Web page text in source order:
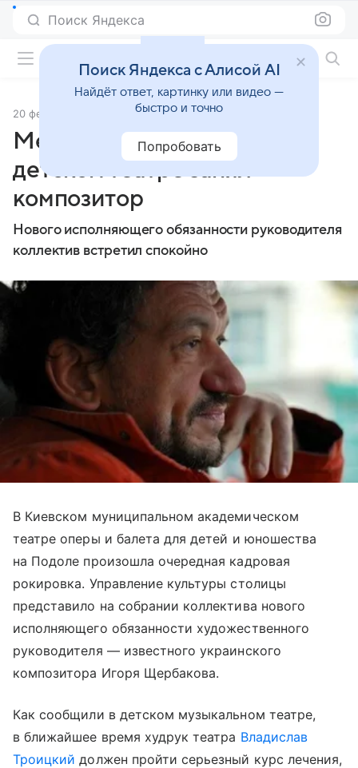
Поиск Яндекса
20 февраля 2014 Источник:Левый Берег
Место Влада Троицкого в
детском театре занял
композитор
Нового исполняющего обязанности руководителя
коллектив встретил спокойно
В Киевском муниципальном академическом
театре оперы и балета для детей и юношества
на Подоле произошла очередная кадровая
рокировка. Управление культуры столицы
представило на собрании коллектива нового
исполняющего обязанности художественного
руководителя — известного украинского
композитора Игоря Щербакова.
Как сообщили в детском музыкальном театре,
в ближайшее время худрук театра Владислав
Троицкий должен пройти серьезный курс лечения,
Поиск Яндекса с Алисой AI
Найдёт ответ, картинку или видео —
быстро и точно
Попробовать